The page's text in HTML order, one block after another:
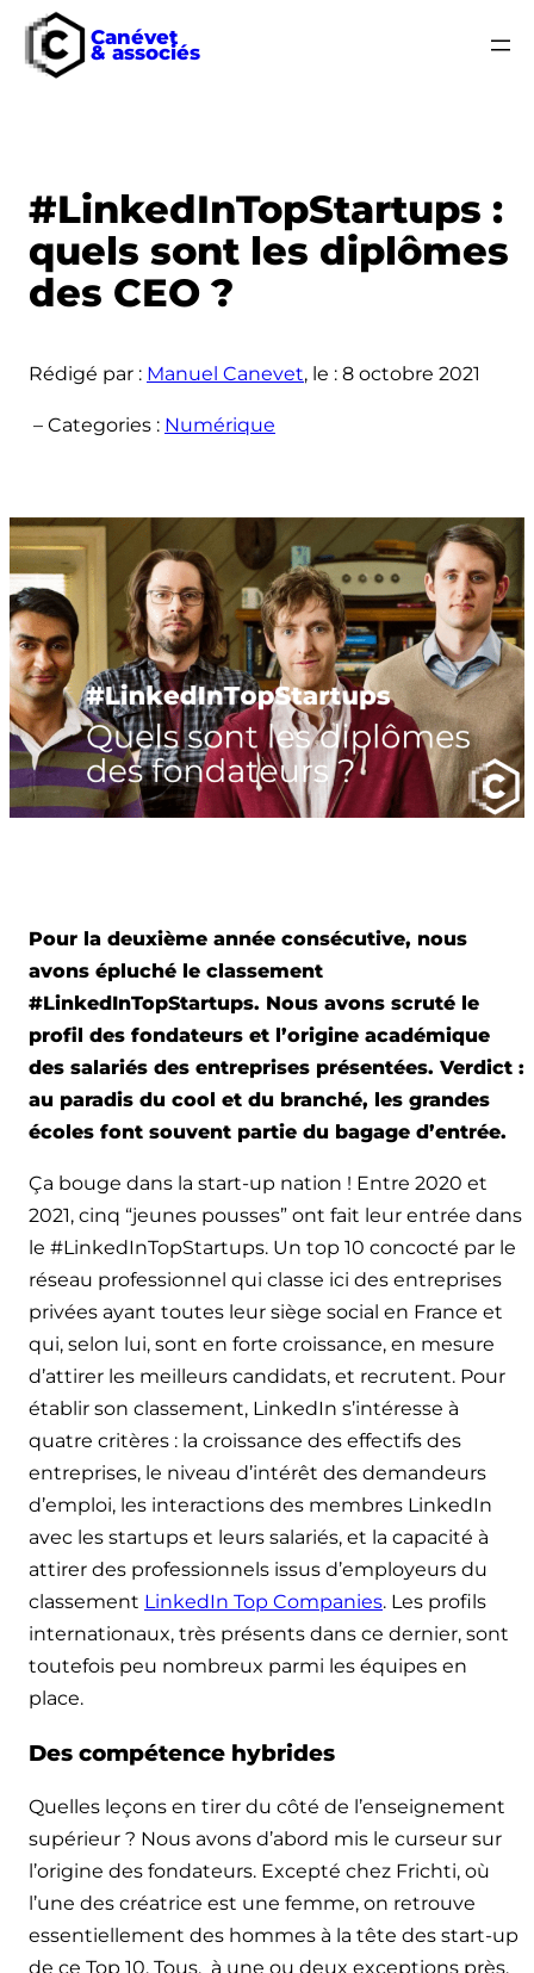
Canévet
& associés
#LinkedInTopStartups :
quels sont les diplômes
des CEO ?
Rédigé par : Manuel Canevet, le : 8 octobre 2021
– Categories : Numérique
Pour la deuxième année consécutive, nous
avons épluché le classement
#LinkedInTopStartups. Nous avons scruté le
profil des fondateurs et l’origine académique
des salariés des entreprises présentées. Verdict :
au paradis du cool et du branché, les grandes
écoles font souvent partie du bagage d’entrée.
Ça bouge dans la start-up nation ! Entre 2020 et
2021, cinq “jeunes pousses” ont fait leur entrée dans
le #LinkedInTopStartups. Un top 10 concocté par le
réseau professionnel qui classe ici des entreprises
privées ayant toutes leur siège social en France et
qui, selon lui, sont en forte croissance, en mesure
d’attirer les meilleurs candidats, et recrutent. Pour
établir son classement, LinkedIn s’intéresse à
quatre critères : la croissance des effectifs des
entreprises, le niveau d’intérêt des demandeurs
d’emploi, les interactions des membres LinkedIn
avec les startups et leurs salariés, et la capacité à
attirer des professionnels issus d’employeurs du
classement LinkedIn Top Companies. Les profils
internationaux, très présents dans ce dernier, sont
toutefois peu nombreux parmi les équipes en
place.
Des compétence hybrides
Quelles leçons en tirer du côté de l’enseignement
supérieur ? Nous avons d’abord mis le curseur sur
l’origine des fondateurs. Excepté chez Frichti, où
l’une des créatrice est une femme, on retrouve
essentiellement des hommes à la tête des start-up
de ce Top 10. Tous, à une ou deux exceptions près,